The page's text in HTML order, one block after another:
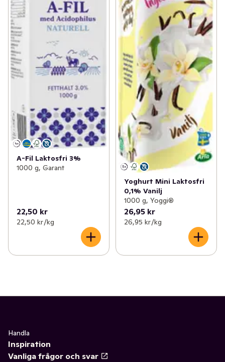
A-Fil Laktosfri 3%
1000 g, Garant
22,50 kr
22,50 kr /kg
Yoghurt Mini Laktosfri
0,1% Vanilj
1000 g, Yoggi®
26,95 kr
26,95 kr /kg
Handla
Inspiration
Vanliga frågor och svar